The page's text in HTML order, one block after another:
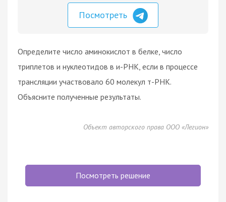
Посмотреть
Определите число аминокислот в белке, число
триплетов и нуклеотидов в и-РНК, если в процессе
трансляции участвовало 60 молекул т-РНК.
Объясните полученные результаты.
Объект авторского права ООО «Легион»
Посмотреть решение